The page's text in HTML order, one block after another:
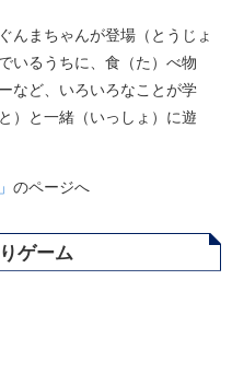
んまちゃんが登場（とうじょ
いるうちに、食（た）べ物
など、いろいろなことが学
）と一緒（いっしょ）に遊
のページへ
ゲーム